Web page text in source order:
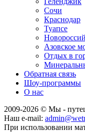
Сочи
Краснодар
Туапсе
Азовское
Отдых в
Обратная связь
Шоу-программы
О нас
2009-2026 © Мы -
Наш e-mail:
При использовании